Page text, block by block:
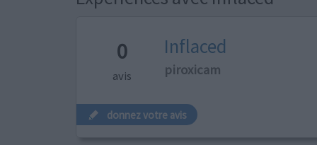
0
avis
Inflaced
piroxicam
donnez votre avis